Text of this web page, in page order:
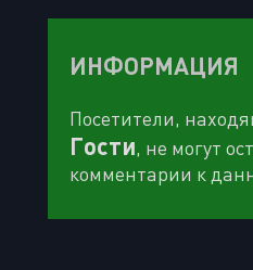
ИНФОРМАЦИЯ
Посетители,
Гости, не могут
комментарии к